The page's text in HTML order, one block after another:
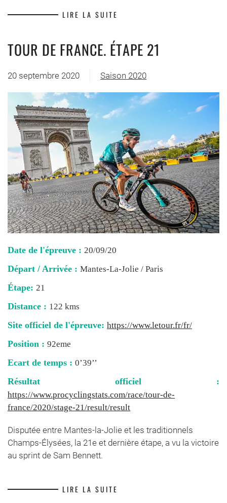
LIRE LA SUITE
TOUR DE FRANCE. ÉTAPE 21
20 septembre 2020 Saison 2020
Date de l'épreuve : 20/09/20
Départ / Arrivée : Mantes-La-Jolie / Paris
Étape: 21
Distance : 122 kms
Site officiel de l'épreuve: https://www.letour.fr/fr/
Position : 92eme
Ecart de temps : 0’39’’
Résultat officiel :
https://www.procyclingstats.com/race/tour-de-
france/2020/stage-21/result/result
Disputée entre Mantes-la-Jolie et les traditionnels
Champs-Élysées, la 21e et dernière étape, a vu la victoire
au sprint de Sam Bennett.
LIRE LA SUITE